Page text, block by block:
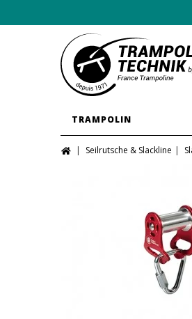
TRAMPOLIN
Seilrutsche & Slackline